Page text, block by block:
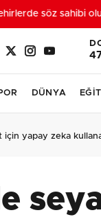
söz sahibi
DÜNYA
için yapay zeka